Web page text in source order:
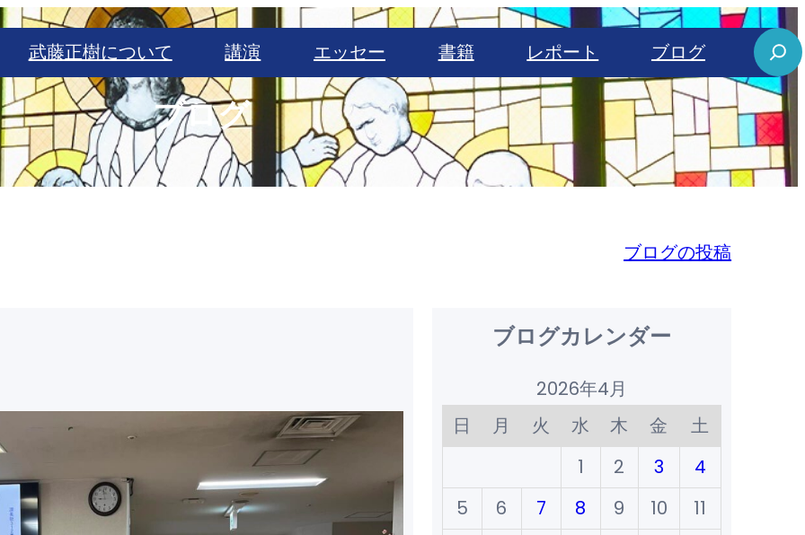
武藤正樹について 講演 エッセー 書籍 レポート ブログ
S
e
a
r
c
ブログ
ブログの投稿
ブログカレンダー
2026年4月
日
月 火 水 木 金
土
1
2 3
4
5
6 7 8 9 10
11